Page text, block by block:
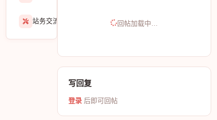
站务交流 回帖加载中…
写回复
登录 后即可回帖